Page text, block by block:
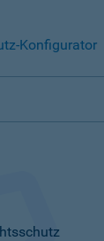
Konfigurator